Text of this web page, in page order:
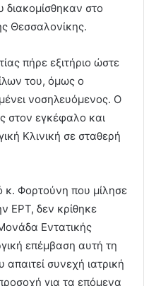
διακομίσθηκαν στο
Θεσσαλονίκης.
πήρε εξιτήριο ώστε
του, όμως ο
νοσηλευόμενος. Ο
στον εγκέφαλο και
Κλινική σε σταθερή
Φορτούνη που μίλησε
ΕΡΤ, δεν κρίθηκε
Εντατικής
επέμβαση αυτή τη
συνεχή ιατρική
για τα επόμενα